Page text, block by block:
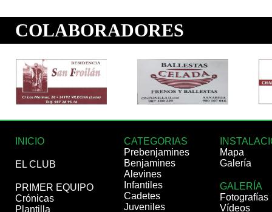
INICIO
EL CLUB
PRIMER EQUIPO
Crónicas
Plantilla
CATEGORIAS
Prebenjamines
Benjamines
Alevines
Infantiles
Cadetes
Juveniles
Mapa
Galería
GALERÍA
Fotografías
Vídeos